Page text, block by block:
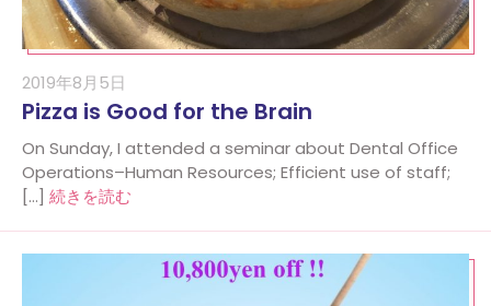
Pizza is Good for the Brain
2019年8月5日
On Sunday, I attended a seminar about Dental Office
Operations–Human Resources; Efficient use of staff;
[…] 続きを読む